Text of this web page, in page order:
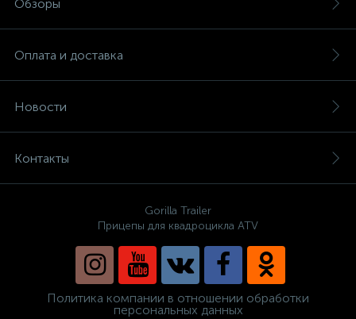
Обзоры
Оплата и доставка
Новости
Контакты
Gorilla Trailer
Прицепы для квадроцикла ATV
Политика компании в отношении обработки
персональных данных